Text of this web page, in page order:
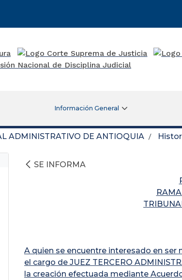
Información General
ADMINISTRATIVO DE ANTIOQUIA
SE INFORMA
A quien se encuentre interesado en
el cargo de JUEZ TERCERO
la creación efectuada mediante